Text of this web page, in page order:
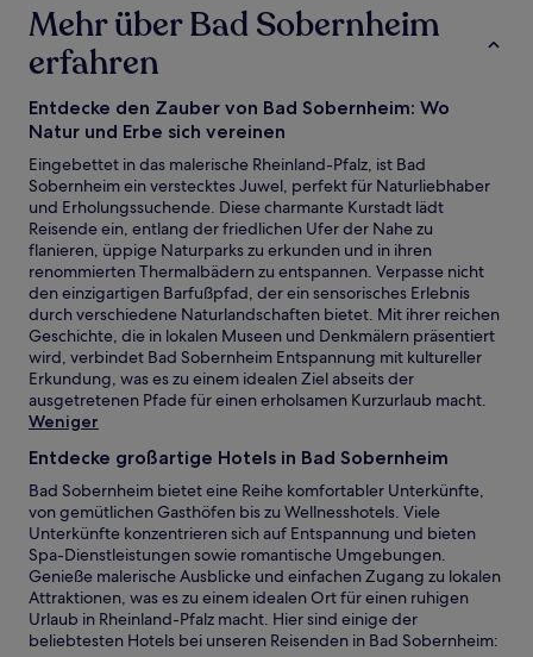
Mehr über Bad Sobernheim
erfahren
Entdecke den Zauber von Bad Sobernheim: Wo
Natur und Erbe sich vereinen
Eingebettet in das malerische Rheinland-Pfalz, ist Bad
Sobernheim ein verstecktes Juwel, perfekt für Naturliebhaber
und Erholungssuchende. Diese charmante Kurstadt lädt
Reisende ein, entlang der friedlichen Ufer der Nahe zu
flanieren, üppige Naturparks zu erkunden und in ihren
renommierten Thermalbädern zu entspannen. Verpasse nicht
den einzigartigen Barfußpfad, der ein sensorisches Erlebnis
durch verschiedene Naturlandschaften bietet. Mit ihrer reichen
Geschichte, die in lokalen Museen und Denkmälern präsentiert
wird, verbindet Bad Sobernheim Entspannung mit kultureller
Erkundung, was es zu einem idealen Ziel abseits der
ausgetretenen Pfade für einen erholsamen Kurzurlaub macht.
Weniger
Entdecke großartige Hotels in Bad Sobernheim
Bad Sobernheim bietet eine Reihe komfortabler Unterkünfte,
von gemütlichen Gasthöfen bis zu Wellnesshotels. Viele
Unterkünfte konzentrieren sich auf Entspannung und bieten
Spa-Dienstleistungen sowie romantische Umgebungen.
Genieße malerische Ausblicke und einfachen Zugang zu lokalen
Attraktionen, was es zu einem idealen Ort für einen ruhigen
Urlaub in Rheinland-Pfalz macht. Hier sind einige der
beliebtesten Hotels bei unseren Reisenden in Bad Sobernheim: